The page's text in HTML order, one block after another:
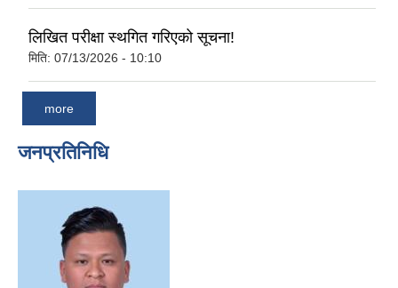
लिखित परीक्षा स्थगित गरिएको सूचना!
मिति: 07/13/2026 - 10:10
more
जनप्रतिनिधि